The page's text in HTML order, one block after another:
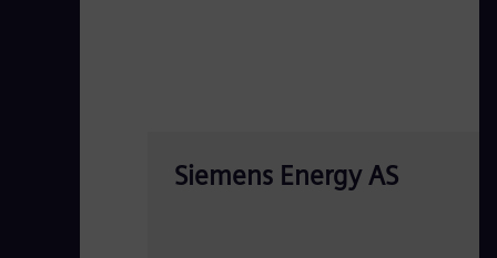
Siemens Energy AS